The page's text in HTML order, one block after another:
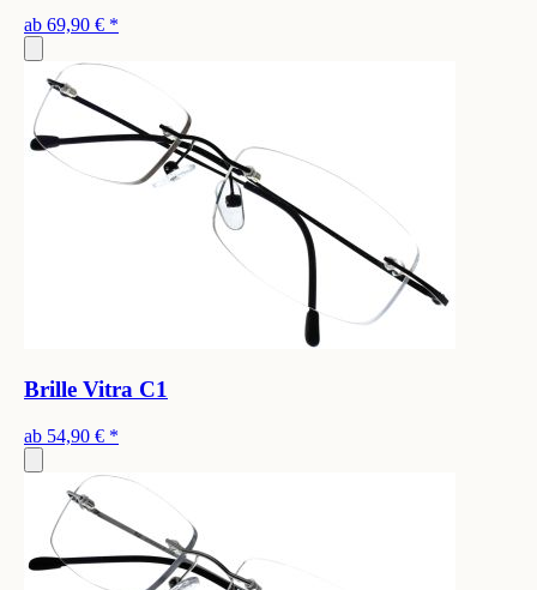
ab 69,90 € *
Brille Vitra C1
ab 54,90 € *